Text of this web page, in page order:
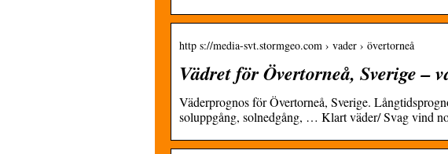
http s://media-svt.stormgeo.com › vader › övertorneå
Vädret för Övertorneå, Sverige –
Väderprognos för Övertorneå, Sverige.
soluppgång, solnedgång, … Klart väder/ Svag vind